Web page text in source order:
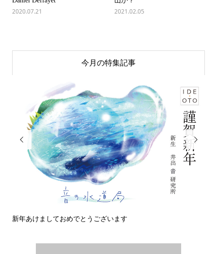
2020.07.21 2021.02.05
今月の特集記事

新年あけましておめでとうございます
